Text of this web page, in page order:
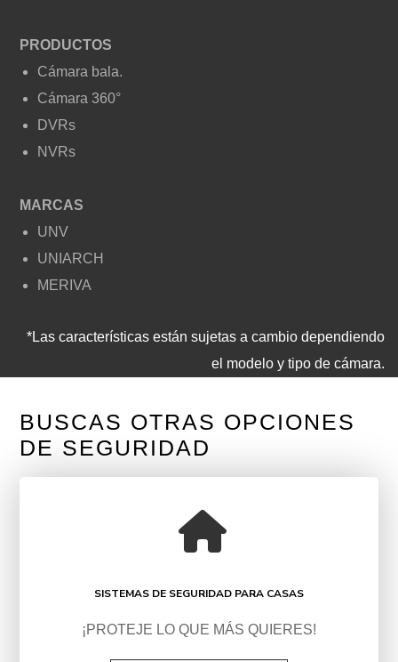
PRODUCTOS
Cámara bala.
Cámara 360°
DVRs
NVRs
MARCAS
UNV
UNIARCH
MERIVA
*Las características están sujetas a cambio dependiendo
el modelo y tipo de cámara.
BUSCAS OTRAS OPCIONES
DE SEGURIDAD
SISTEMAS DE SEGURIDAD PARA CASAS
¡PROTEJE LO QUE MÁS QUIERES!